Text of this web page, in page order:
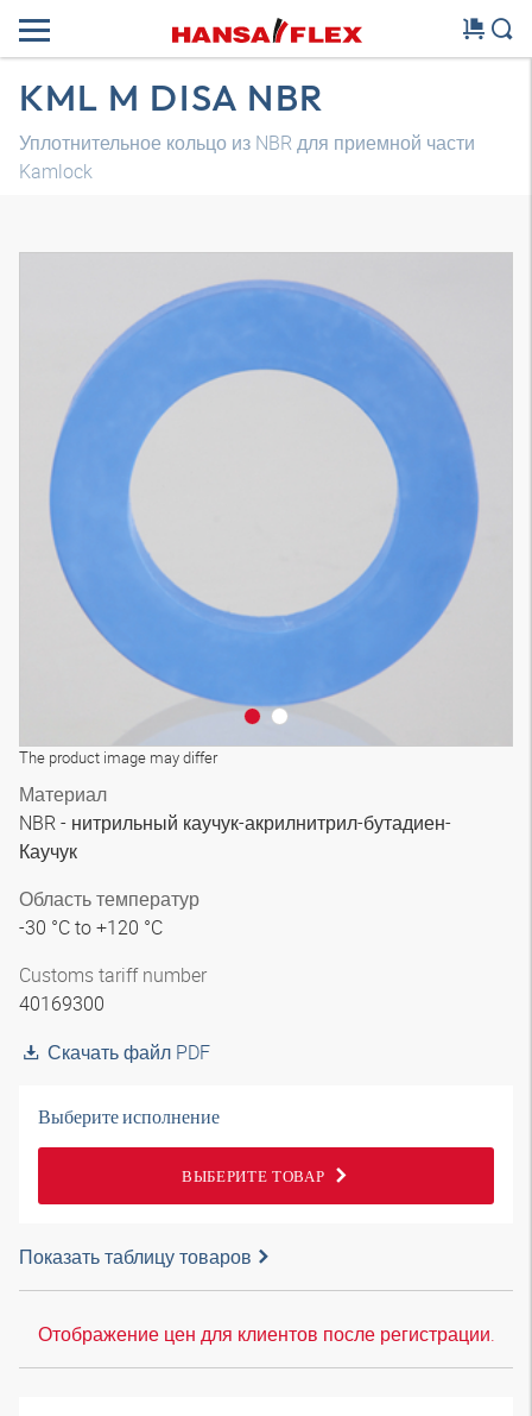
KML M DISA NBR
Уплотнительное кольцо из NBR для приемной части
Kamlock
The product image may differ
Материал
NBR - нитрильный каучук-акрилнитрил-бутадиен-
Каучук
Область температур
-30 °C to +120 °C
Customs tariff number
40169300
Скачать файл PDF
Выберите исполнение
ВЫБЕРИТЕ ТОВАР
Показать таблицу товаров
Отображение цен для клиентов после регистрации.